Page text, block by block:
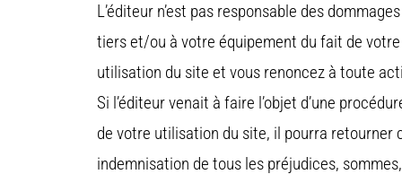
L’éditeur n’est pas responsable des
tiers et/ou à votre équipement du fait de
utilisation du site et vous renoncez à toute
Si l’éditeur venait à faire l’objet d’une
de votre utilisation du site, il pourra retourner
indemnisation de tous les préjudices,